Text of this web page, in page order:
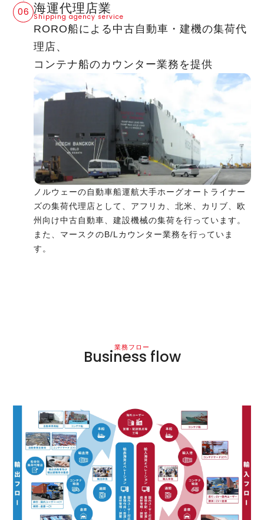
海運代理店業
Shipping agency service
RORO船による中古自動車・建機の集荷代
理店、
コンテナ船のカウンター業務を提供
ノルウェーの自動車船運航大手ホーグオートライナー
ズの集荷代理店として、アフリカ、北米、カリブ、欧
州向け中古自動車、建設機械の集荷を行っています。
また、マースクのB/Lカウンター業務を行っていま
す。
業務フロー
Business flow